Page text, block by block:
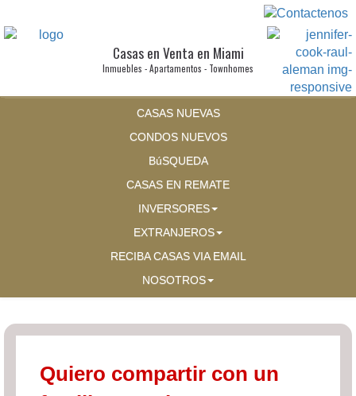
Casas en Venta en Miami
Inmuebles - Apartamentos - Townhomes
CASAS NUEVAS
CONDOS NUEVOS
BúSQUEDA
CASAS EN REMATE
INVERSORES
EXTRANJEROS
RECIBA CASAS VIA EMAIL
NOSOTROS
Quiero compartir con un